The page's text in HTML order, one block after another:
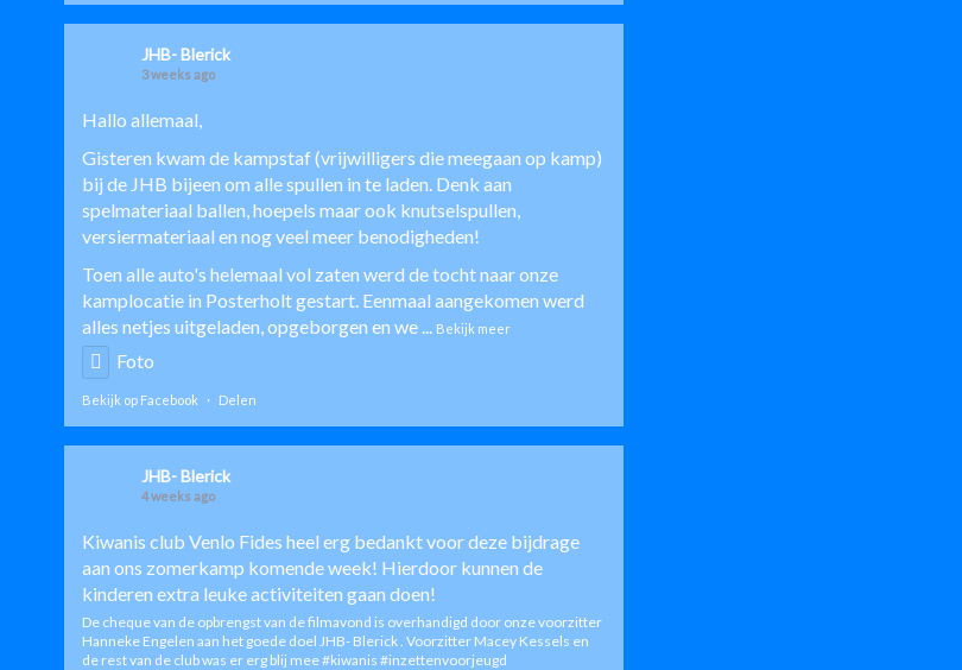
JHB- Blerick
3 weeks ago
Hallo allemaal,
Gisteren kwam de kampstaf (vrijwilligers die meegaan op kamp)
bij de JHB bijeen om alle spullen in te laden. Denk aan
spelmateriaal ballen, hoepels maar ook knutselspullen,
versiermateriaal en nog veel meer benodigheden!
Toen alle auto's helemaal vol zaten werd de tocht naar onze
kamplocatie in Posterholt gestart. Eenmaal aangekomen werd
alles netjes uitgeladen, opgeborgen en we
Bekijk meer
Foto
Bekijk op Facebook · Delen
JHB- Blerick
4 weeks ago
Kiwanis club Venlo Fides heel erg bedankt voor deze bijdrage
aan ons zomerkamp komende week! Hierdoor kunnen de
kinderen extra leuke activiteiten gaan doen!
De cheque van de opbrengst van de filmavond is overhandigd door onze voorzitter
Hanneke Engelen aan het goede doel JHB- Blerick . Voorzitter Macey Kessels en
de rest van de club was er erg blij mee#kiwanis #inzettenvoorjeugd